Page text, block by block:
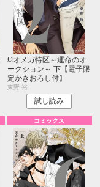
Ωオメガ特区～運命のオ
ークション～ 下【電子限
定かきおろし付】
東野 裕
試し読み
コミックス